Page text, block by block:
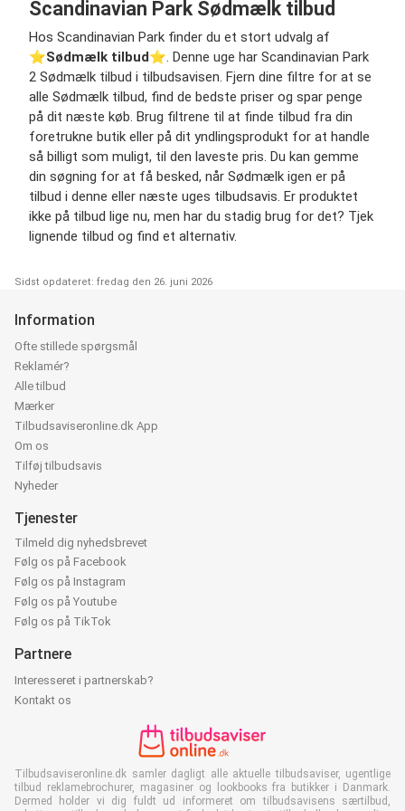
Scandinavian Park Sødmælk tilbud
Hos Scandinavian Park finder du et stort udvalg af
⭐️Sødmælk tilbud⭐️. Denne uge har Scandinavian Park
2 Sødmælk tilbud i tilbudsavisen. Fjern dine filtre for at se
alle Sødmælk tilbud, find de bedste priser og spar penge
på dit næste køb. Brug filtrene til at finde tilbud fra din
foretrukne butik eller på dit yndlingsprodukt for at handle
så billigt som muligt, til den laveste pris. Du kan gemme
din søgning for at få besked, når Sødmælk igen er på
tilbud i denne eller næste uges tilbudsavis. Er produktet
ikke på tilbud lige nu, men har du stadig brug for det? Tjek
lignende tilbud og find et alternativ.
Sidst opdateret: fredag den 26. juni 2026
Information
Ofte stillede spørgsmål
Reklamér?
Alle tilbud
Mærker
Tilbudsaviseronline.dk App
Om os
Tilføj tilbudsavis
Nyheder
Tjenester
Tilmeld dig nyhedsbrevet
Følg os på Facebook
Følg os på Instagram
Følg os på Youtube
Følg os på TikTok
Partnere
Interesseret i partnerskab?
Kontakt os
Tilbudsaviseronline.dk samler dagligt alle aktuelle tilbudsaviser, ugentlige
tilbud reklamebrochurer, magasiner og lookbooks fra butikker i Danmark.
Dermed holder vi dig fuldt ud informeret om tilbudsavisens særtilbud,